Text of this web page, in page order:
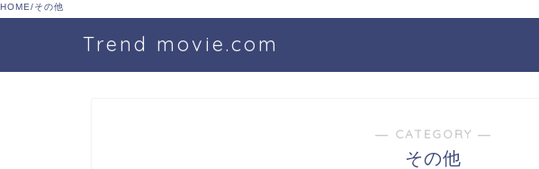
HOME/その他
Trend movie.com
― CATEGORY ―
その他